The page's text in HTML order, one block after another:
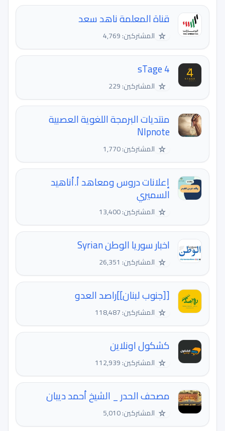
قناة المعلمة ناهد سعد
☆ المشتركين: 4,769
sTage 4
☆ المشتركين: 229
منتديات البرمجة اللغوية العصبية
Nlpnote
☆ المشتركين: 1,770
إعلانات دروس ومعاهد أ.أناهيد
السميري
☆ المشتركين: 13,400
اخبار سوريا الوطن Syrian
☆ المشتركين: 26,351
[[جنوب لبنان]]راصد العدو
☆ المشتركين: 118,487
كشكول اونلاين
☆ المشتركين: 112,939
مصحف الحدر _ الشيخ أحمد ديبان
☆ المشتركين: 5,010